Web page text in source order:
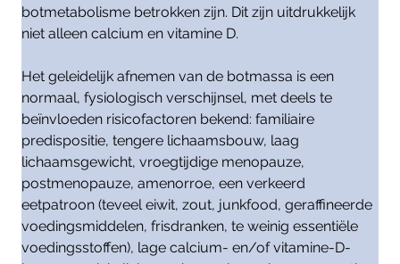
botmetabolisme betrokken zijn. Dit zijn uitdrukkelijk
niet alleen calcium en vitamine D.
Het geleidelijk afnemen van de botmassa is een
normaal, fysiologisch verschijnsel, met deels te
beïnvloeden risicofactoren bekend: familiaire
predispositie, tengere lichaamsbouw, laag
lichaamsgewicht, vroegtijdige menopauze,
postmenopauze, amenorroe, een verkeerd
eetpatroon (teveel eiwit, zout, junkfood, geraffineerde
voedingsmiddelen, frisdranken, te weinig essentiële
voedingsstoffen), lage calcium- en/of vitamine-D-